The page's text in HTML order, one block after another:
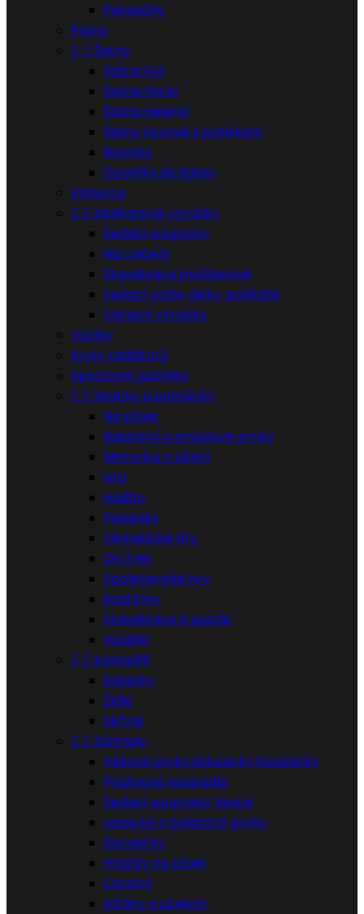
Paravány
Patra
  Šatny
Šatna IVA
Šatna Hana
Šatna Helena
Šatny kovové s potiskem
Botníky
Doplňky do šaten
Koberce
  Molitanové výrobky
Sedací soupravy
Na cvičení
Stavebnice molitanové
Sedací pytle, deky, polštáře
Ostatní výrobky
Vozíky
Kryty radiátorů
Sportovní potřeby
  Hračky a pomůcky
Na písek
Balanční a smyslové prvky
Motorika a učení
Hra
Hudba
Panenky
Tématické hry
Do 3 let
Společenské hry
Kostýmy
Stavebnice a puzzle
Vozidla
  Kancelář
Katedry
Židle
Skříně
  Zahrady
Věžové prvky,skluzavky,houpačky
Pružinová houpadla
Sedací soupravy, lavice
Lezecké a balanční prvky
Domečky
Hračky na písek
Ostatní
Altány a učebny